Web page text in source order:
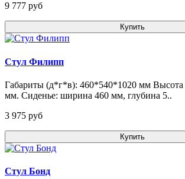
9 777 pуб
Купить
Стул Филипп
Габариты (д*г*в): 460*540*1020 мм Высота
мм. Сиденье: ширина 460 мм, глубина 5..
3 975 pуб
Купить
Стул Бонд